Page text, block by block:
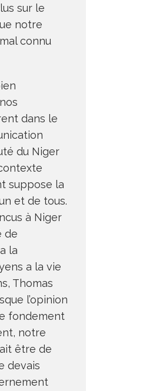
sur le
notre
connu
dans le
du Niger
suppose la
et de tous.
à Niger
de
la
a la vie
Thomas
l’opinion
fondement
notre
être de
devais